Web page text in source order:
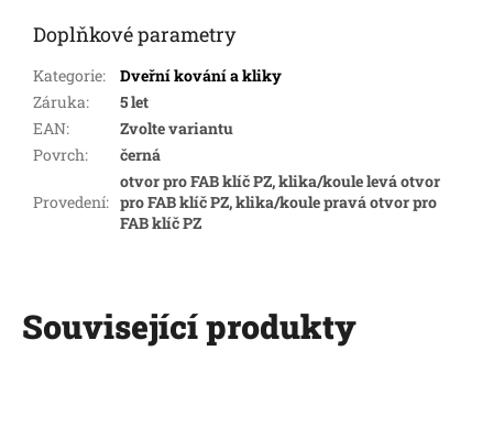
Doplňkové parametry
Kategorie:
Dveřní kování a kliky
Záruka:
5 let
EAN:
Zvolte variantu
Povrch: černá
Provedení:
otvor pro FAB klíč PZ, klika/koule levá otvor
pro FAB klíč PZ, klika/koule pravá otvor pro
FAB klíč PZ
Související produkty